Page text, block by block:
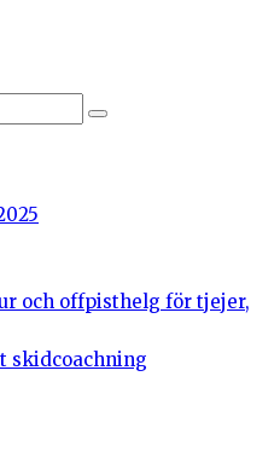
och offpisthelg för tjejer,
skidcoachning